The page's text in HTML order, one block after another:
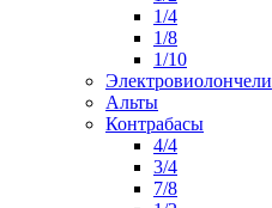
1/4
1/8
1/10
Электровиолончели
Альты
Контрабасы
4/4
3/4
7/8